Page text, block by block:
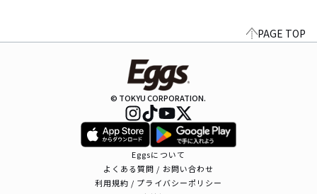
PAGE TOP
© TOKYU CORPORATION.
Eggsについて
よくある質問 / お問い合わせ
利用規約 / プライバシーポリシー